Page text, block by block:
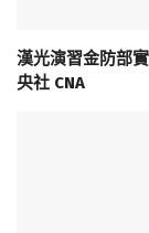
漢光演習金防部
央社 CNA